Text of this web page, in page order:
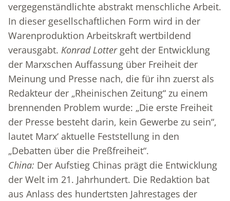
vergegenständlichte abstrakt menschliche Arbeit.
In dieser gesellschaftlichen Form wird in der
Warenproduktion Arbeitskraft wertbildend
verausgabt. Konrad Lottergeht der Entwicklung
der Marxschen Auffassung über Freiheit der
Meinung und Presse nach, die für ihn zuerst als
Redakteur der „Rheinischen Zeitung“ zu einem
brennenden Problem wurde: „Die erste Freiheit
der Presse besteht darin, kein Gewerbe zu sein“,
lautet Marx‘ aktuelle Feststellung in den
„Debatten über die Preßfreiheit“.
China: Der Aufstieg Chinas prägt die Entwicklung
der Welt im 21. Jahrhundert. Die Redaktion bat
aus Anlass des hundertsten Jahrestages der